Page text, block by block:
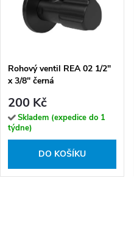
Rohový ventil REA 02 1/2"
x 3/8" černá
200 Kč
Skladem (expedice do 1
týdne)
DO KOŠÍKU